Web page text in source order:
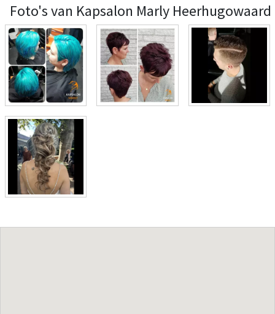
Foto's van Kapsalon Marly Heerhugowaard